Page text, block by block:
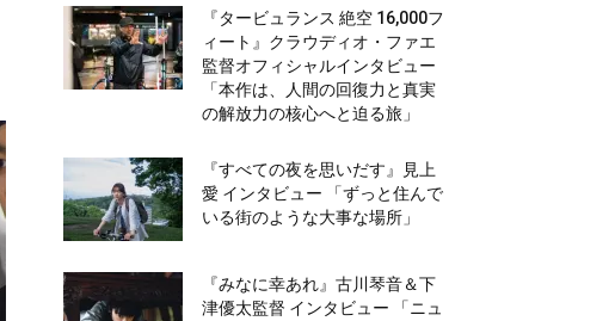
『タービュランス 絶空 16,000フ
ィート』クラウディオ・ファエ
監督オフィシャルインタビュー
「本作は、人間の回復力と真実
の解放力の核心へと迫る旅」
『すべての夜を思いだす』見上
愛 インタビュー 「ずっと住んで
いる街のような大事な場所」
『みなに幸あれ』古川琴音＆下
津優太監督 インタビュー 「ニュ